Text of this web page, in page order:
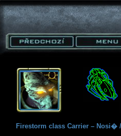
Firestorm class Carrier –